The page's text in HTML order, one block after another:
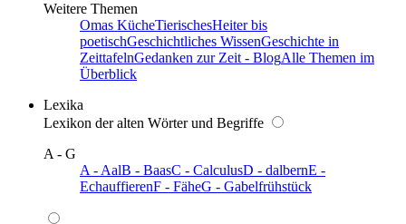
Weitere Themen
Omas KücheTierischesHeiter bis
poetischGeschichtliches WissenGeschichte in
ZeittafelnGedanken zur Zeit - BlogAlle Themen im
Überblick
Lexika
Lexikon der alten Wörter und Begriffe
A - G
A - AalB - BaasC - CalculusD - dalbernE -
EchauffierenF - FäheG - Gabelfrühstück